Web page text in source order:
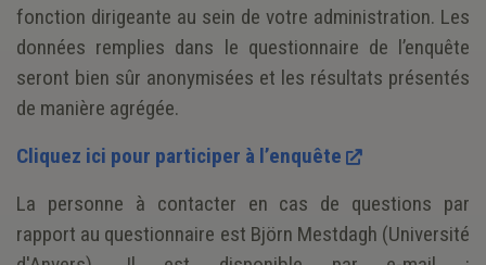
fonction dirigeante au sein de votre administration. Les
données remplies dans le questionnaire de l’enquête
seront bien sûr anonymisées et les résultats présentés
de manière agrégée.
Cliquez ici pour participer à l’enquête
La personne à contacter en cas de questions par
rapport au questionnaire est Björn Mestdagh (Université